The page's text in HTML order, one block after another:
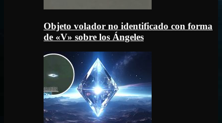
Objeto volador no identificado con forma
de «V» sobre los Ángeles